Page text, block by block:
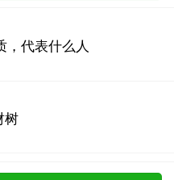
，代表什么人
树